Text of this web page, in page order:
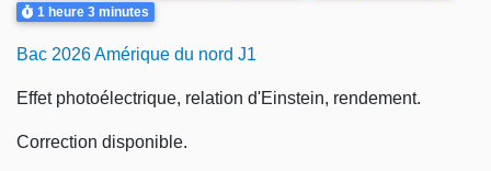
Durée
1 heure 3 minutes
Bac 2026 Amérique du nord J1
Effet photoélectrique, relation d'Einstein, rendement.
Correction disponible.